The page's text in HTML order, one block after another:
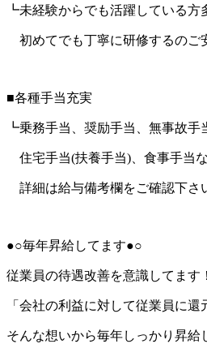
┗未経験からでも活躍している方
初めてでも丁寧に研修するのご
■各種手当充実
┗乗務手当、奨励手当、無事故手
住宅手当(扶養手当)、食事手当な
詳細は給与備考欄をご確認下さ
●○毎年昇給してます●○
従業員の待遇改善を意識してます！
「会社の利益に対して従業員に還
そんな想いから毎年しっかり昇給